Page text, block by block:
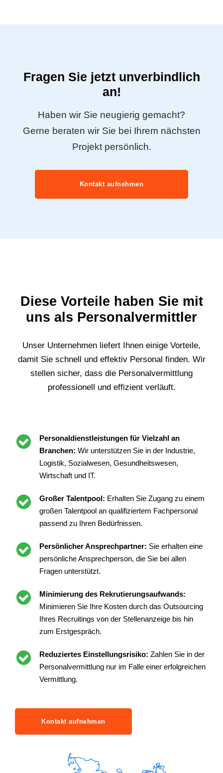
Fragen Sie jetzt unverbindlich
an!
Haben wir Sie neugierig gemacht?
Gerne beraten wir Sie bei Ihrem nächsten
Projekt persönlich.
Kontakt aufnehmen
Diese Vorteile haben Sie mit
uns als Personalvermittler
Unser Unternehmen liefert Ihnen einige Vorteile,
damit Sie schnell und effektiv Personal finden. Wir
stellen sicher, dass die Personalvermittlung
professionell und effizient verläuft.
Personaldienstleistungen für Vielzahl an
Branchen: Wir unterstützen Sie in der Industrie,
Logistik, Sozialwesen, Gesundheitswesen,
Wirtschaft und IT.
Großer Talentpool: Erhalten Sie Zugang zu einem
großen Talentpool an qualifiziertem Fachpersonal
passend zu Ihren Bedürfnissen.
Persönlicher Ansprechpartner: Sie erhalten eine
persönliche Ansprechperson, die Sie bei allen
Fragen unterstützt.
Minimierung des Rekrutierungsaufwands:
Minimieren Sie Ihre Kosten durch das Outsourcing
Ihres Recruitings von der Stellenanzeige bis hin
zum Erstgespräch.
Reduziertes Einstellungsrisiko: Zahlen Sie in der
Personalvermittlung nur im Falle einer erfolgreichen
Vermittlung.
Kontakt aufnehmen